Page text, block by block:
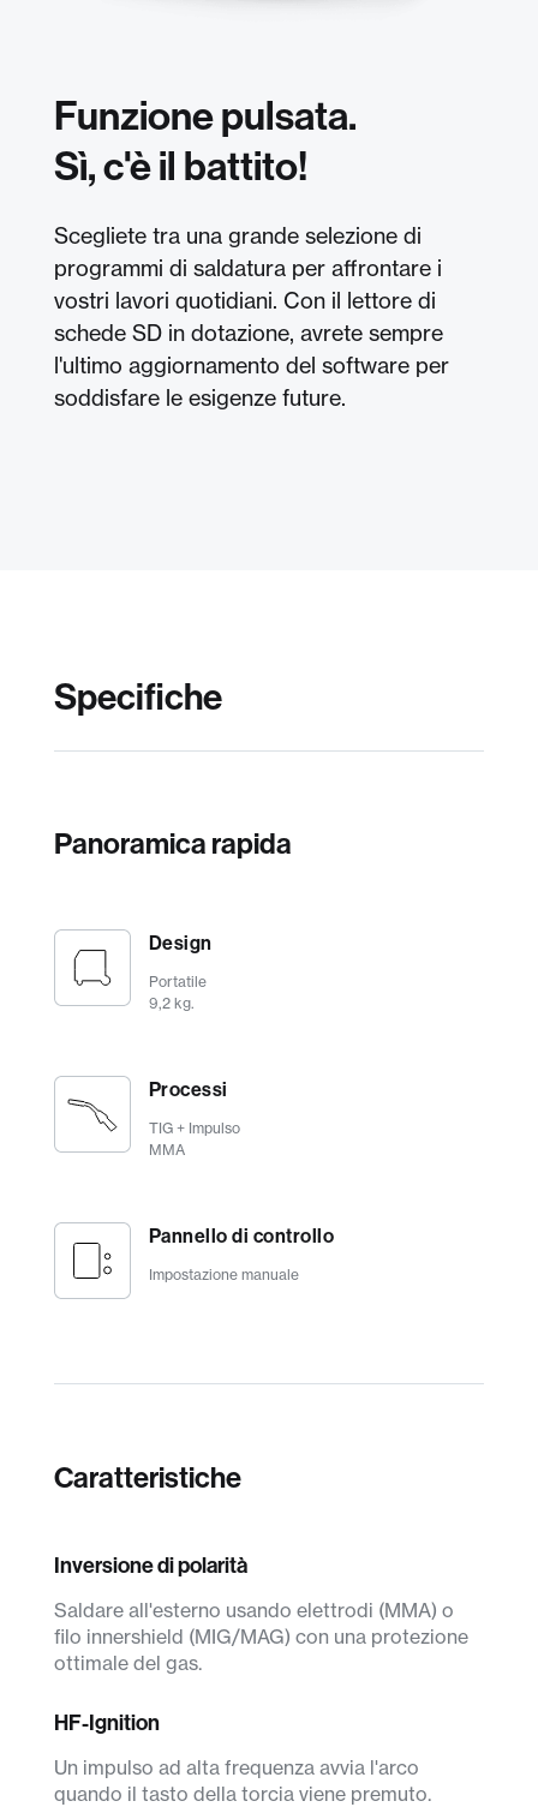
Funzione pulsata.
Sì, c'è il battito!
Scegliete tra una grande selezione di
programmi di saldatura per affrontare i
vostri lavori quotidiani. Con il lettore di
schede SD in dotazione, avrete sempre
l'ultimo aggiornamento del software per
soddisfare le esigenze future.
Specifiche
Panoramica rapida
Design
Portatile
9,2 kg.
Processi
TIG + Impulso
MMA
Pannello di controllo
Impostazione manuale
Caratteristiche
Inversione di polarità
Saldare all'esterno usando elettrodi (MMA) o
filo innershield (MIG/MAG) con una protezione
ottimale del gas.
HF-Ignition
Un impulso ad alta frequenza avvia l'arco
quando il tasto della torcia viene premuto.